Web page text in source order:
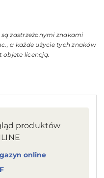
są zastrzeżonymi znakami
a każde użycie tych znaków
objęte licencją.
produktów
online